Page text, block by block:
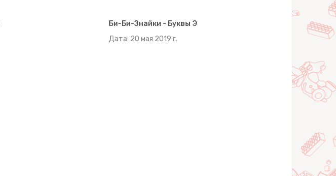
Би-Би-Знайки - Буквы Э
Дата: 20 мая 2019 г.